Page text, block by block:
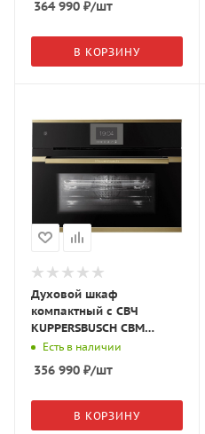
364 990 ₽/шт
В КОРЗИНУ
Духовой шкаф
компактный с СВЧ
KUPPERSBUSCH CBM
6550.0 S4 чёрное
стекло/Gold
Есть в наличии
356 990 ₽/шт
В КОРЗИНУ